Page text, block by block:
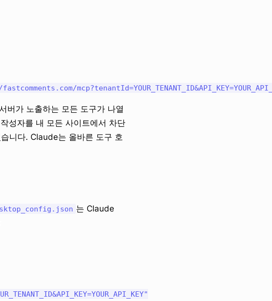
버가 노출하는 모든 도구가 나열
성자를 내 모든 사이트에서 차단
니다. Claude는 올바른 도구 호
는 Claude